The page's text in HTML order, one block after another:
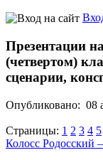
Презентации
(четвертом)
сценарии,
Опубликовано: 08
Страницы: 1 2 3 4 5
Колосс Родосский